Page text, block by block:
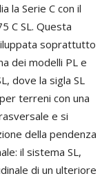
la Serie C con il
C SL. Questa
soprattutto
dei modelli PL e
dove la sigla SL
terreni con una
e si
della pendenza
il sistema SL,
di un ulteriore